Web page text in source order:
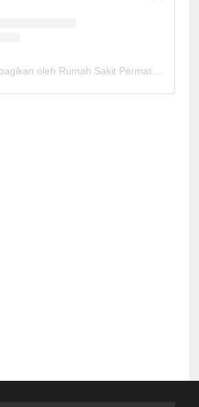
Sebuah kiriman dibagikan oleh Rumah Sakit Permata Cirebon (@rspermatacirebon)